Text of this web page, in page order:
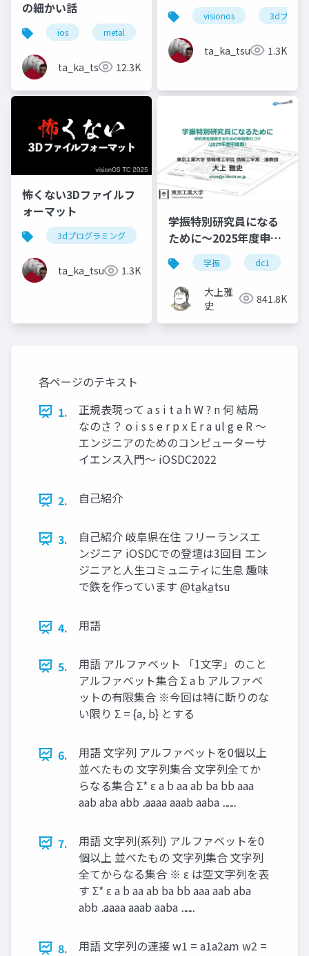
の細かい話
ios metal
ta_ka_tsu 12.3K
visionos 3dプログ
ta_ka_tsu 1.3K
怖くない3Dファイルフ
ォーマット
3dプログラミング コンピューターサイエンス
ta_ka_tsu 1.3K
学振特別研究員になる
ために～2025年度申請
版
学振 dc1
大上雅
史
841.8K
各ページのテキスト
1.
正規表現って a s i t a h W ? n 何 結局
なのさ？ o i s s e r p x E r a ul g e R 〜
エンジニアのためのコンピューターサ
イエンス入門〜 iOSDC2022
2. 自己紹介
3.
自己紹介 岐阜県在住 フリーランスエ
ンジニア iOSDCでの登壇は3回目 エン
ジニアと人生コミュニティに生息 趣味
で鉄を作っています @ta̲ka̲tsu
4. 用語
5.
用語 アルファベット 「1文字」のこと
アルファベット集合 Σ a b アルファベ
ットの有限集合 ※今回は特に断りのな
い限り Σ = {a, b} とする
6.
用語 文字列 アルファベットを0個以上
並べたもの 文字列集合 文字列全てか
らなる集合 Σ* ε a b aa ab ba bb aaa
aab aba abb ⋯ aaaa aaab aaba ⋯ ⋯
7.
用語 文字列(系列) アルファベットを0
個以上 並べたもの 文字列集合 文字列
全てからなる集合 ※ ε は空文字列を表
す Σ* ε a b aa ab ba bb aaa aab aba
abb ⋯ aaaa aaab aaba ⋯ ⋯
8.
用語 文字列の連接 w1 = a1a2⋯am w2 =